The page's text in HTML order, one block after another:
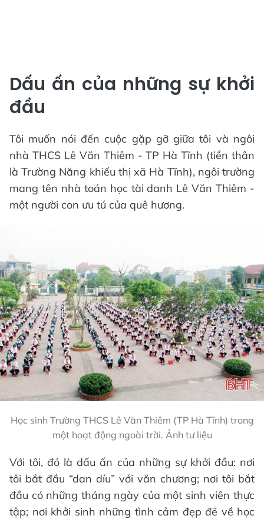
Dấu ấn của những sự khởi
đầu
Tôi muốn nói đến cuộc gặp gỡ giữa tôi và ngôi
nhà THCS Lê Văn Thiêm - TP Hà Tĩnh (tiền thân
là Trường Năng khiếu thị xã Hà Tĩnh), ngôi trường
mang tên nhà toán học tài danh Lê Văn Thiêm -
một người con ưu tú của quê hương.
Học sinh Trường THCS Lê Văn Thiêm (TP Hà Tĩnh) trong
một hoạt động ngoài trời. Ảnh tư liệu
Với tôi, đó là dấu ấn của những sự khởi đầu: nơi
tôi bắt đầu “dan díu” với văn chương; nơi tôi bắt
đầu có những tháng ngày của một sinh viên thực
tập; nơi khởi sinh những tình cảm đẹp đẽ về học